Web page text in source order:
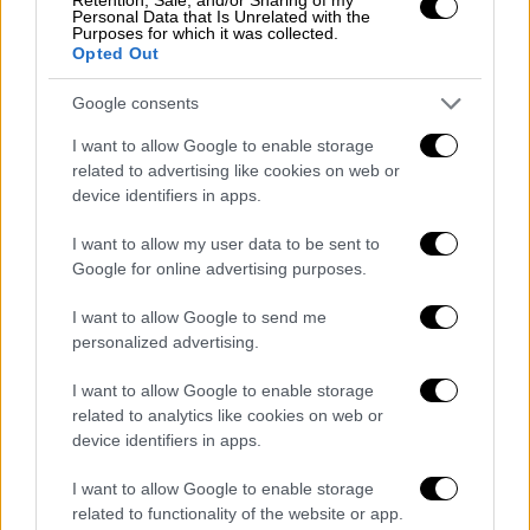
Personal Data that Is Unrelated with the
Purposes for which it was collected.
Opted Out
Google consents
I want to allow Google to enable storage
related to advertising like cookies on web or
device identifiers in apps.
I want to allow my user data to be sent to
Google for online advertising purposes.
I want to allow Google to send me
personalized advertising.
I want to allow Google to enable storage
related to analytics like cookies on web or
device identifiers in apps.
I want to allow Google to enable storage
related to functionality of the website or app.
συγκεντρώσει η Αστυνομία, η οικογένεια
βρισκόταν χθες γιααρκετές ώρες υπό
συνθήκες καύσωνα
και έτσι το πρώτο ενδεχόμενο που
θερμοπληξία, πριν επιστρέψει στο σπίτι του.
«Το παιδάκι προφανώς γκρίνιαζε, ίσως από
τη ζέστη, από τον ήλιο, δεν ξέρω από τι και
για να ηρεμήσει το πήγαν στο αυτοκίνητο»,
είπε κάτοικος της περιοχής.
Άλλη μάρτυρας ανέφερε: «Μου έκανε μεγάλη
εντύπωση, λέω μικρό μωρό να μην έχουν μια
ομπρέλα, ένα καπέλο.Έκλαιγε πάρα πολύ το
παιδάκι», αναφέρει γυναίκα που βρέθηκε
στην παραλία. «Το είχαν πάνω στην
ξαπλώστρα, είχαν δικές τους, το είδα